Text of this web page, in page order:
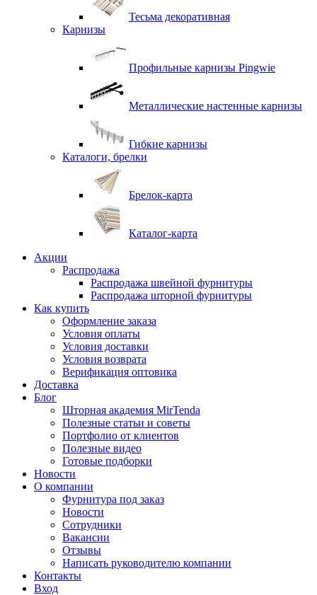
Тесьма декоративная
Карнизы
Профильные карнизы Pingwie
Металлические настенные карнизы
Гибкие карнизы
Каталоги, брелки
Брелок-карта
Каталог-карта
Акции
Распродажа
Распродажа швейной фурнитуры
Распродажа шторной фурнитуры
Как купить
Оформление заказа
Условия оплаты
Условия доставки
Условия возврата
Верификация оптовика
Доставка
Блог
Шторная академия MirTenda
Полезные статьи и советы
Портфолио от клиентов
Полезные видео
Готовые подборки
Новости
О компании
Фурнитура под заказ
Новости
Сотрудники
Вакансии
Отзывы
Написать руководителю компании
Контакты
Вход